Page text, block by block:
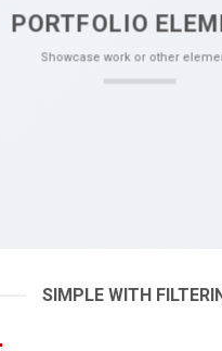
PORTFOLIO
Showcase work or other
SIMPLE WITH